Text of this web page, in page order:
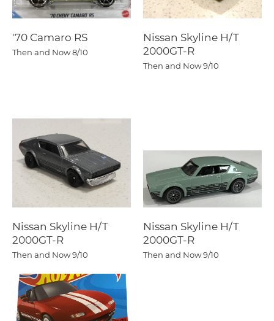
'70 Camaro RS
Then and Now8/10
Nissan Skyline H/T
2000GT-R
Then and Now9/10
Nissan Skyline H/T
2000GT-R
Then and Now9/10
Nissan Skyline H/T
2000GT-R
Then and Now9/10